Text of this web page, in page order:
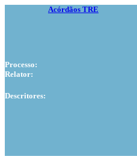
Acórdãos TRE
Processo:
Relator:
Descritores: